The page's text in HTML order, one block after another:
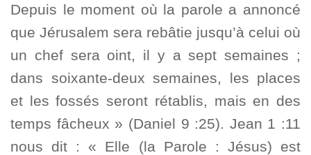
Depuis le moment où la parole a annoncé
que Jérusalem sera rebâtie jusqu’à celui où
un chef sera oint, il y a sept semaines ;
dans soixante-deux semaines, les places
et les fossés seront rétablis, mais en des
temps fâcheux » (Daniel 9 :25). Jean 1 :11
nous dit : « Elle (la Parole : Jésus) est